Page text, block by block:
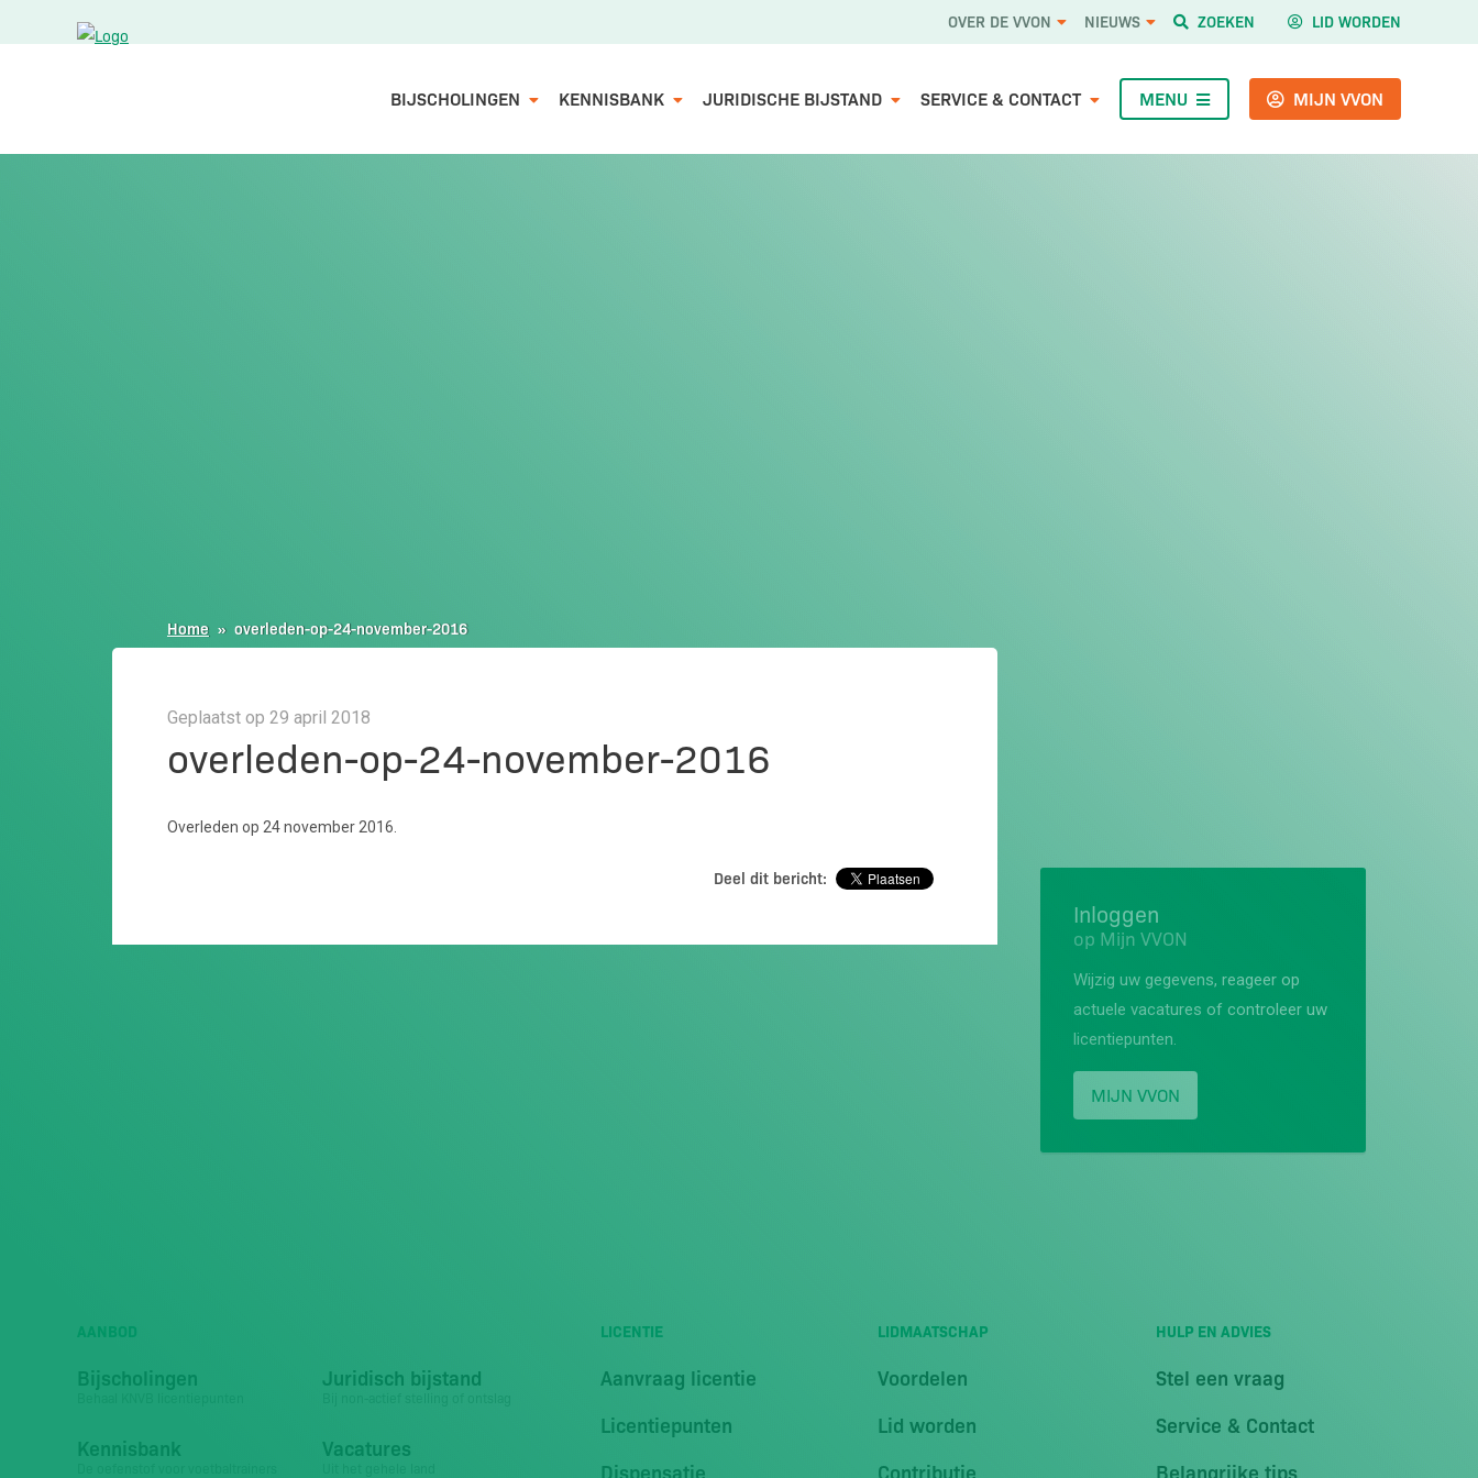
OVER DE VVON NIEUWS ZOEKEN LID WORDEN
BIJSCHOLINGEN KENNISBANK JURIDISCHE BIJSTAND SERVICE & CONTACT MENU MIJN VVON
Home » overleden-op-24-november-2016
Geplaatst op 29 april 2018
overleden-op-24-november-2016
Overleden op 24 november 2016.
Deel dit bericht:
Inloggen
op Mijn VVON
Wijzig uw gegevens, reageer op
actuele vacatures of controleer uw
licentiepunten.
MIJN VVON
AANBOD
Bijscholingen
Kennisbank
Juridisch bijstand
Vacatures
LICENTIE
Aanvraag licentie
Licentiepunten
Dispensatie
LIDMAATSCHAP
Voordelen
Lid worden
Contributie
HULP EN ADVIES
Stel een vraag
Service & Contact
Belangrijke tips